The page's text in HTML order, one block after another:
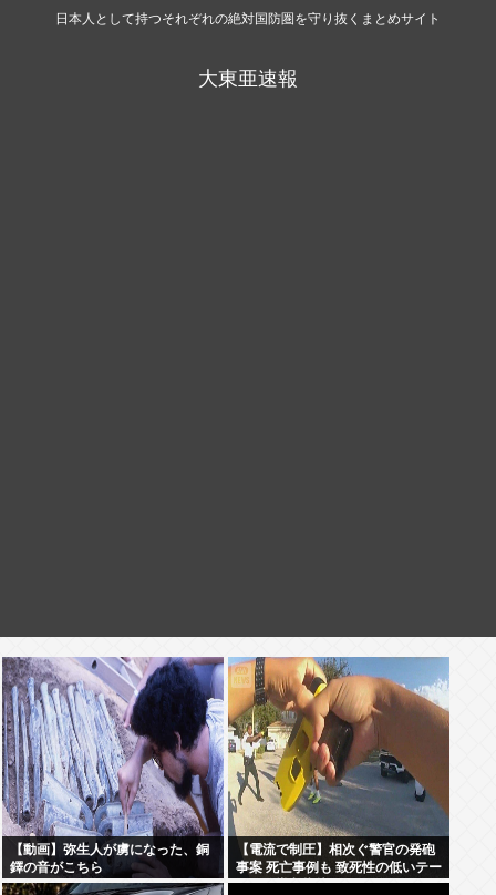
日本人として持つそれぞれの絶対国防圏を守り抜くまとめサイト
大東亜速報
【動画】弥生人が虜になった、銅
鐸の音がこちら
【電流で制圧】相次ぐ警官の発砲
事案 死亡事例も 致死性の低いテー
ザー銃導入指摘